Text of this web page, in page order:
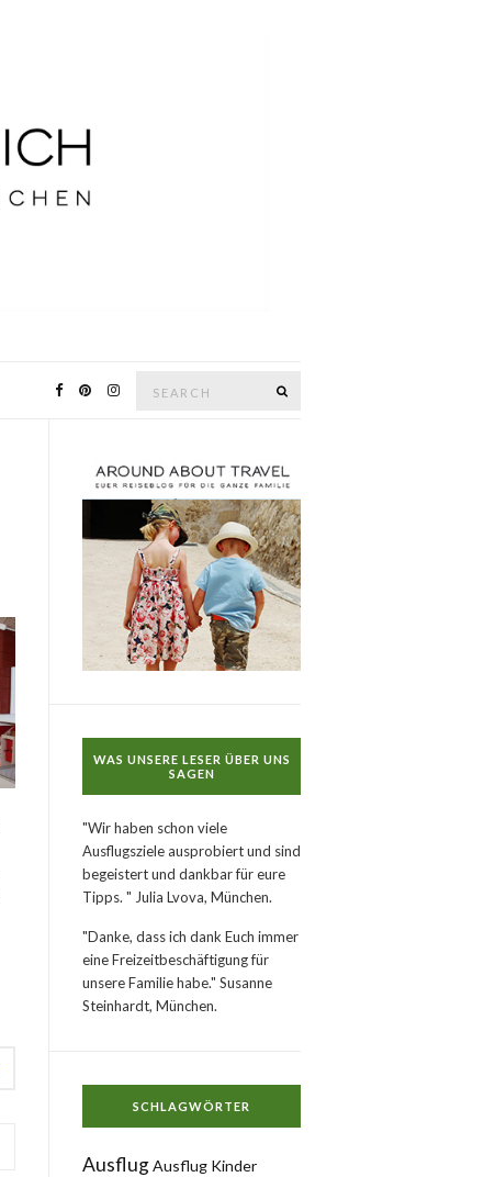
WAS UNSERE LESER ÜBER UNS
SAGEN
"Wir haben schon viele
Ausflugsziele ausprobiert und sind
begeistert und dankbar für eure
Tipps. " Julia Lvova, München.
"Danke, dass ich dank Euch immer
eine Freizeitbeschäftigung für
unsere Familie habe." Susanne
Steinhardt, München.
SCHLAGWÖRTER
AusflugAusflug Kinder